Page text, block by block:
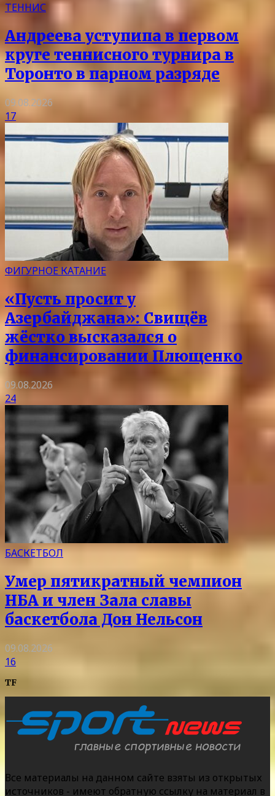
ТЕННИС
Андреева уступипа в первом
круге теннисного турнира в
Торонто в парном разряде
09.08.2026
17
ФИГУРНОЕ КАТАНИЕ
«Пусть просит у
Азербайджана»: Свищёв
жёстко высказался о
финансировании Плющенко
09.08.2026
24
БАСКЕТБОЛ
Умер пятикратный чемпион
НБА и член Зала славы
баскетбола Дон Нельсон
09.08.2026
16
TF
Все материалы на данном сайте взяты из открытых
источников - имеют обратную ссылку на материал в